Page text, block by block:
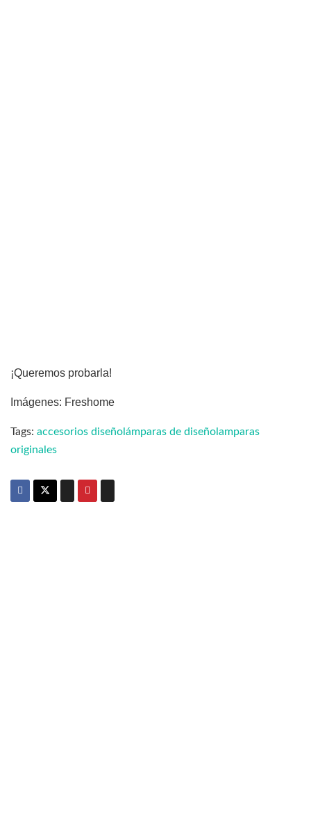
¡Queremos probarla!
Imágenes: Freshome
Tags: accesorios diseñolámparas de diseñolamparas
originales